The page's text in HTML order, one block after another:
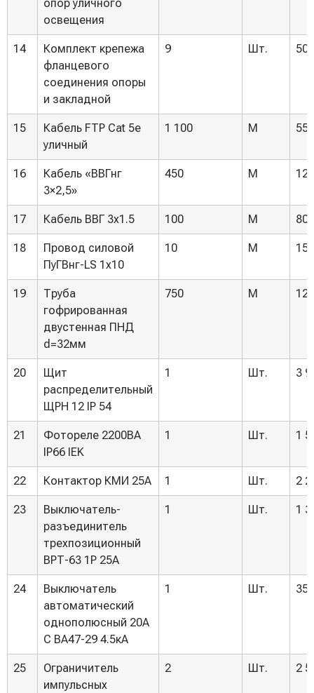
опор уличного
освещения
14
Комплект крепежа
фланцевого
соединения опоры
и закладной
9 Шт.
15
Кабель FTP Cat 5e
уличный
1 100 М
16
Кабель «ВВГнг
3×2,5»
450 М
17 Кабель ВВГ 3х1.5 100 М
18
Провод силовой
ПуГВнг-LS 1х10
10 М
19
Труба
гофрированная
двустенная ПНД
d=32мм
750 М
20
Щит
распределительный
ЩРН 12 IP 54
1 Шт. 3
21
Фотореле 2200ВА
IP66 IEK
1 Шт. 1
22 Контактор КМИ 25А 1 Шт. 2
23
Выключатель-
разъединитель
трехпозиционный
ВРТ-63 1P 25А
1 Шт. 1
24
Выключатель
автоматический
однополюсный 20А
С ВА47-29 4.5кА
1 Шт.
25
Ограничитель
импульсных
2 Шт. 2